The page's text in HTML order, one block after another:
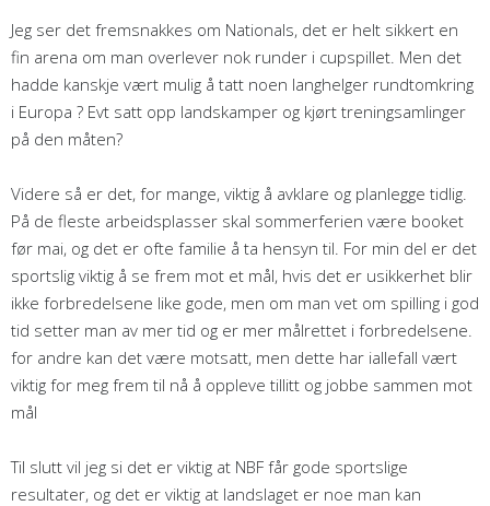
Jeg ser det fremsnakkes om Nationals, det er helt sikkert en
fin arena om man overlever nok runder i cupspillet. Men det
hadde kanskje vært mulig å tatt noen langhelger rundtomkring
i Europa ? Evt satt opp landskamper og kjørt treningsamlinger
på den måten?
Videre så er det, for mange, viktig å avklare og planlegge tidlig.
På de fleste arbeidsplasser skal sommerferien være booket
før mai, og det er ofte familie å ta hensyn til. For min del er det
sportslig viktig å se frem mot et mål, hvis det er usikkerhet blir
ikke forbredelsene like gode, men om man vet om spilling i god
tid setter man av mer tid og er mer målrettet i forbredelsene.
for andre kan det være motsatt, men dette har iallefall vært
viktig for meg frem til nå å oppleve tillitt og jobbe sammen mot
mål
Til slutt vil jeg si det er viktig at NBF får gode sportslige
resultater, og det er viktig at landslaget er noe man kan